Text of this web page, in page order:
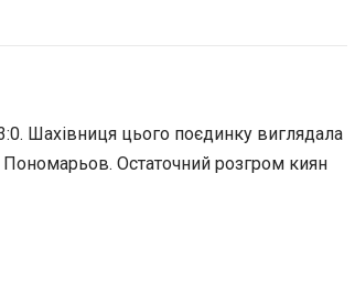
Шахівниця цього поєдинку виглядала
Остаточний розгром киян